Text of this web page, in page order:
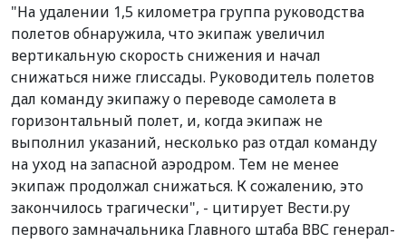
"На удалении 1,5 километра группа руководства
полетов обнаружила, что экипаж увеличил
вертикальную скорость снижения и начал
снижаться ниже глиссады. Руководитель полетов
дал команду экипажу о переводе самолета в
горизонтальный полет, и, когда экипаж не
выполнил указаний, несколько раз отдал команду
на уход на запасной аэродром. Тем не менее
экипаж продолжал снижаться. К сожалению, это
закончилось трагически", - цитирует Вести.ру
первого замначальника Главного штаба ВВС генерал-